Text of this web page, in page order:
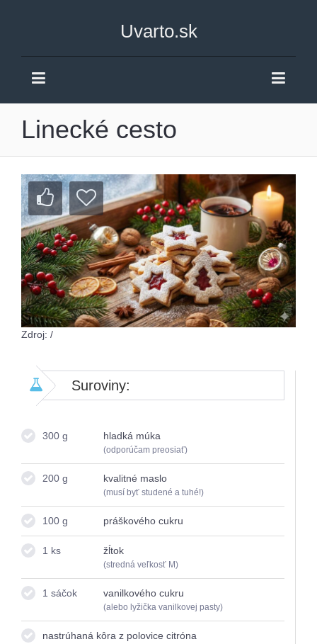
Uvarto.sk
Linecké cesto
Zdroj: /
Suroviny:
300 g hladká múka
(odporúčam preosiať)
200 g kvalitné maslo
(musí byť studené a tuhé!)
100 g práškového cukru
1 ks žĺtok
(stredná veľkosť M)
1 sáčok vanilkového cukru
(alebo lyžička vanilkovej pasty)
nastrúhaná kôra z polovice citróna